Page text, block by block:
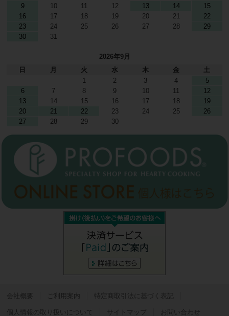
9
10 11 12 13 14
15
16
17 18 19 20 21
22
23
24 25 26 27 28
29
30
31
2026年9月
日
月 火 水 木 金
土
1
2 3 4
5
6
7 8 9 10 11
12
13
14 15 16 17 18
19
20
21 22 23 24 25
26
27
28 29 30
会社概要 ご利用案内 特定商取引法に基づく表記
個人情報の取り扱いについて サイトマップ お問い合わせ